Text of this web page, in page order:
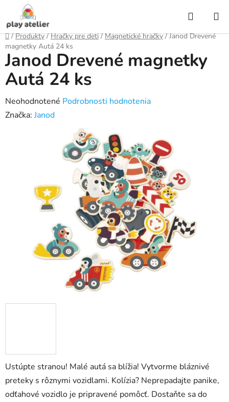
obsah
Hľadať
Domov
/ Produkty / Hračky pre deti / Magnetické hračky / Janod Drevené
magnetky Autá 24 ks
Ustúpte stranou! Malé autá sa blížia! Vytvorme bláznivé
preteky s rôznymi vozidlami. Kolízia? Neprepadajte panike,
odťahové vozidlo je pripravené pomôcť. Dostaňte sa do
Janod Drevené magnetky
Autá 24 ks
Priemerné
hodnotenie
hviezdičiek.
Neohodnotené Podrobnosti hodnotenia
Značka: Janod